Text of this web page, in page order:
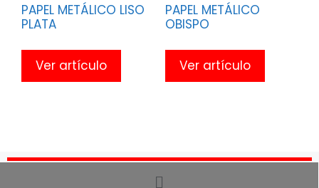
PAPEL METÁLICO LISO
PLATA
Ver artículo
PAPEL METÁLICO
OBISPO
Ver artículo